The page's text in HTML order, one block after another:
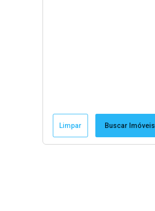
Limpar Buscar Imóveis